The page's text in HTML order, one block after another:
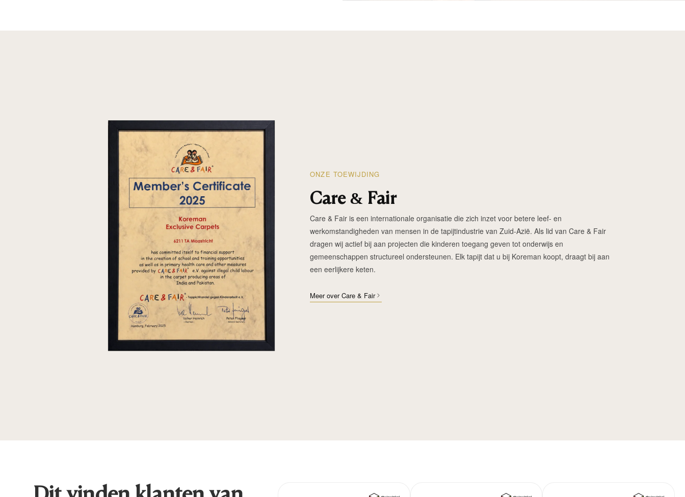
ONZE TOEWIJDING
Care & Fair
Care & Fair is een internationale organisatie die zich inzet voor betere leef- en
werkomstandigheden van mensen in de tapijtindustrie van Zuid-Azië. Als lid van Care & Fair
dragen wij actief bij aan projecten die kinderen toegang geven tot onderwijs en
gemeenschappen structureel ondersteunen. Elk tapijt dat u bij Koreman koopt, draagt bij aan
een eerlijkere keten.
Meer over Care & Fair